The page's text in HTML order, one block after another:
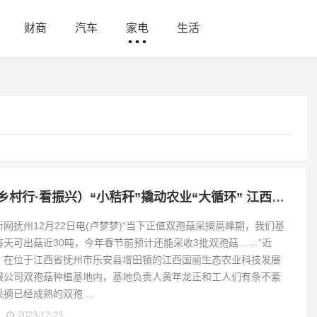
财商 汽车 家电 生活
（乡村行·看振兴）“小秸秆”撬动农业“大循环” 江西乐安全面推进秸秆综合利用
网抚州12月22日电(卢梦梦)“当下正值双孢菇采摘高峰期，我们基
天可出菇近30吨，今年春节前预计还能采收3批双孢菇……”近
在位于江西省抚州市乐安县增田镇的江西国丽生态农业科技发展
公司双孢菇种植基地内，基地负责人黄年龙正和工人们有条不紊
摘已经成熟的双孢 ...